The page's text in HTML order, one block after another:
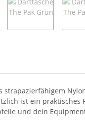
strapazierfähigem
ist ein
und dein